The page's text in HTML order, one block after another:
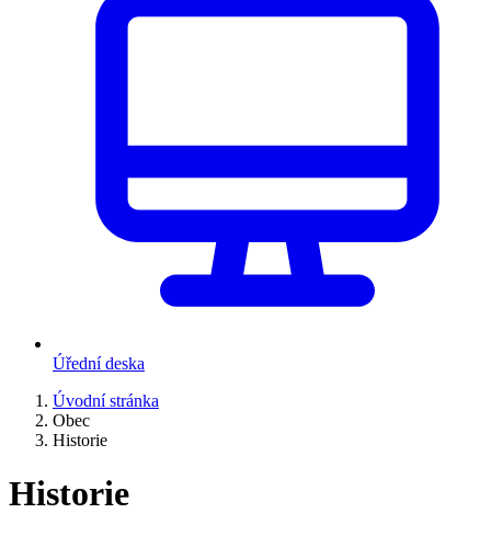
Úřední deska
Úvodní stránka
Obec
Historie
Historie